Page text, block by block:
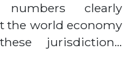
clearly
the world economy
jurisdiction…